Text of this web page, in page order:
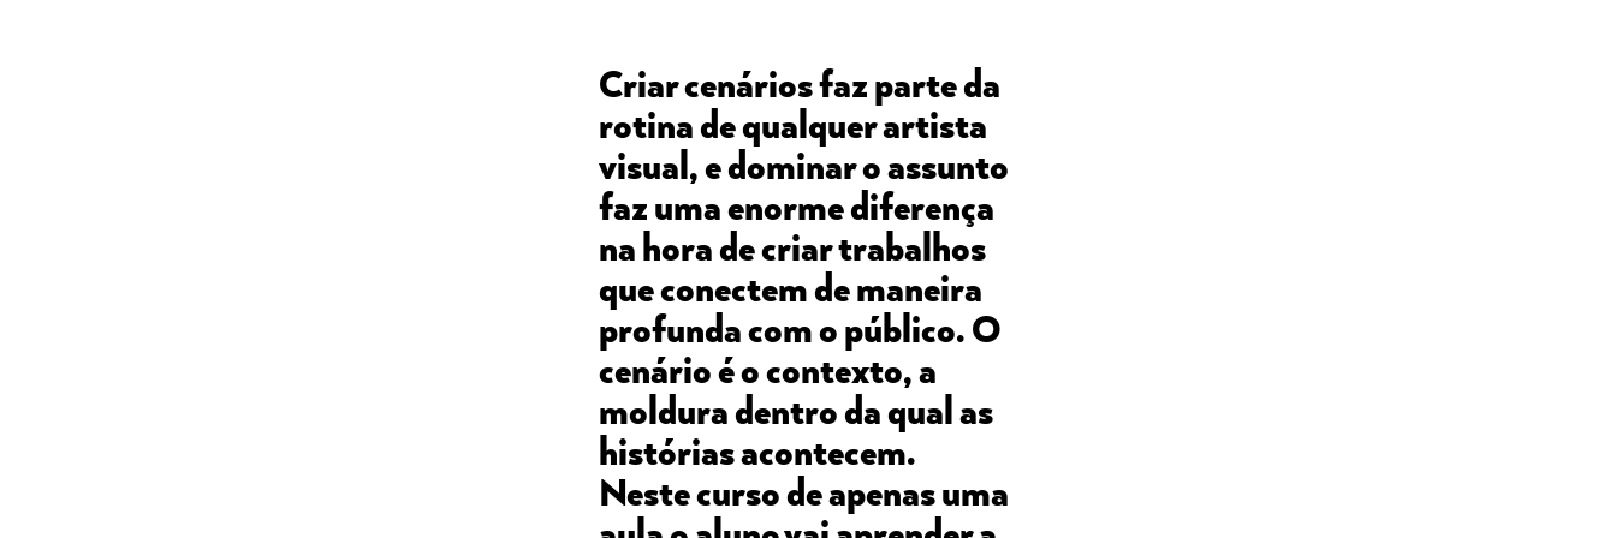
Criar cenários faz parte da
rotina de qualquer artista
visual, e dominar o assunto
faz uma enorme diferença
na hora de criar trabalhos
que conectem de maneira
profunda com o público. O
cenário é o contexto, a
moldura dentro da qual as
histórias acontecem.
Neste curso de apenas uma